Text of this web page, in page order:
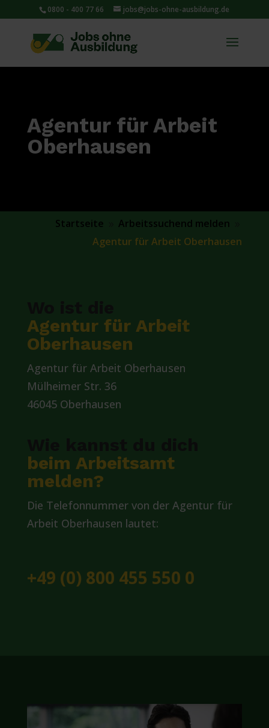
0800 - 400 77 66 jobs@jobs-ohne-ausbildung.de
Agentur für Arbeit
Oberhausen
Startseite Arbeitssuchend melden
Agentur für Arbeit Oberhausen
Agentur für Arbeit
Oberhausen
Agentur für Arbeit Oberhausen
Mülheimer Str. 36
46045 Oberhausen
beim Arbeitsamt
melden?
Die Telefonnummer von der Agentur für
Arbeit Oberhausen lautet:
+49 (0) 800 455 550 0